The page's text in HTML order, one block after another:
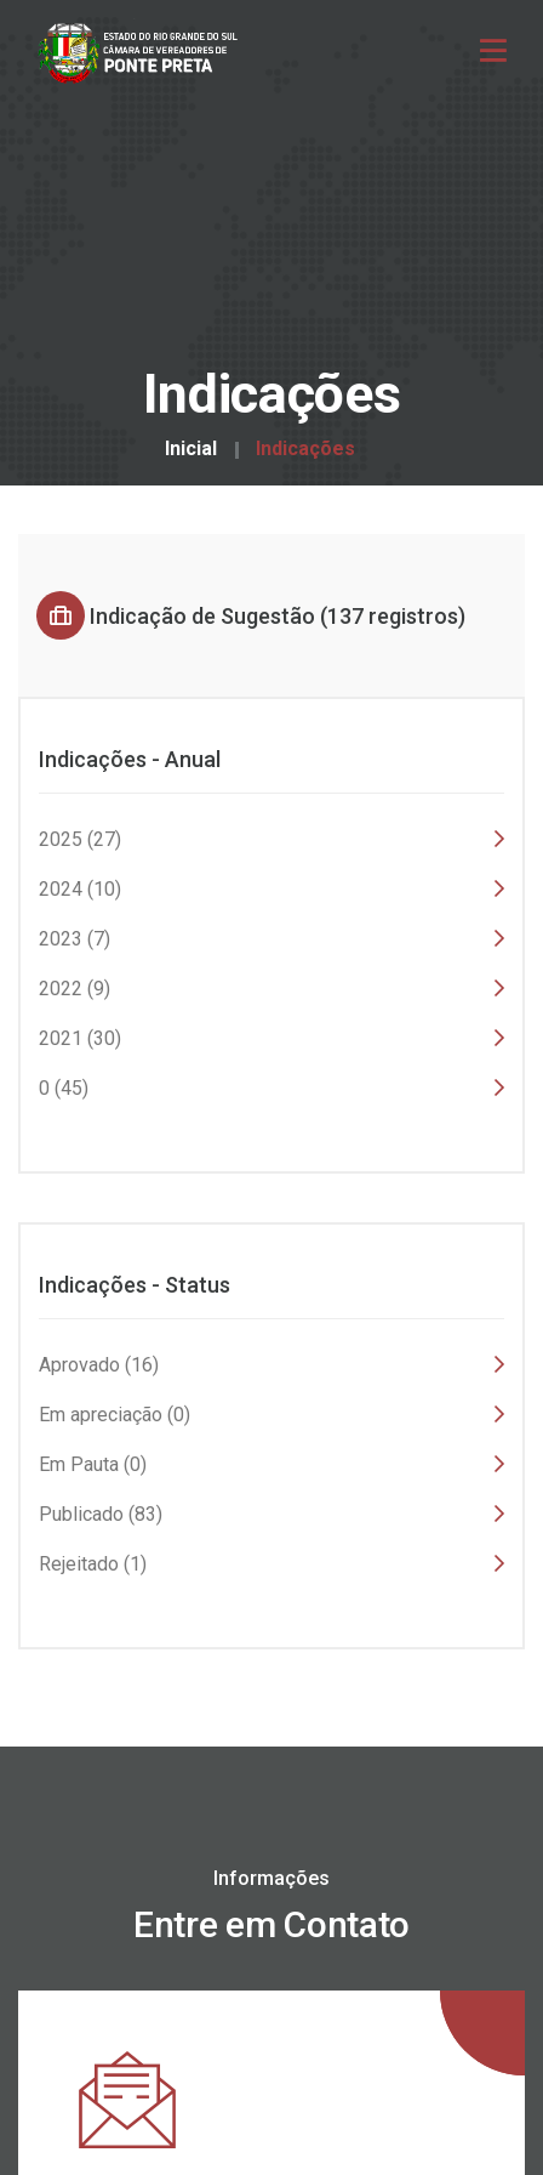
Indicações
Inicial Indicações
Indicação de Sugestão (137 registros)
Indicações - Anual
2025 (27)
2024 (10)
2023 (7)
2022 (9)
2021 (30)
0 (45)
Indicações - Status
Aprovado (16)
Em apreciação (0)
Em Pauta (0)
Publicado (83)
Rejeitado (1)
Informações
Entre em Contato